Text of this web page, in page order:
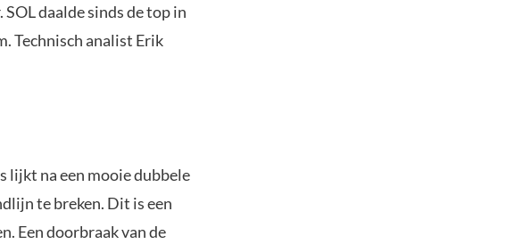
daalde sinds de top in
Technisch analist Erik
lijkt na een mooie dubbele
te breken. Dit is een
Een doorbraak van de